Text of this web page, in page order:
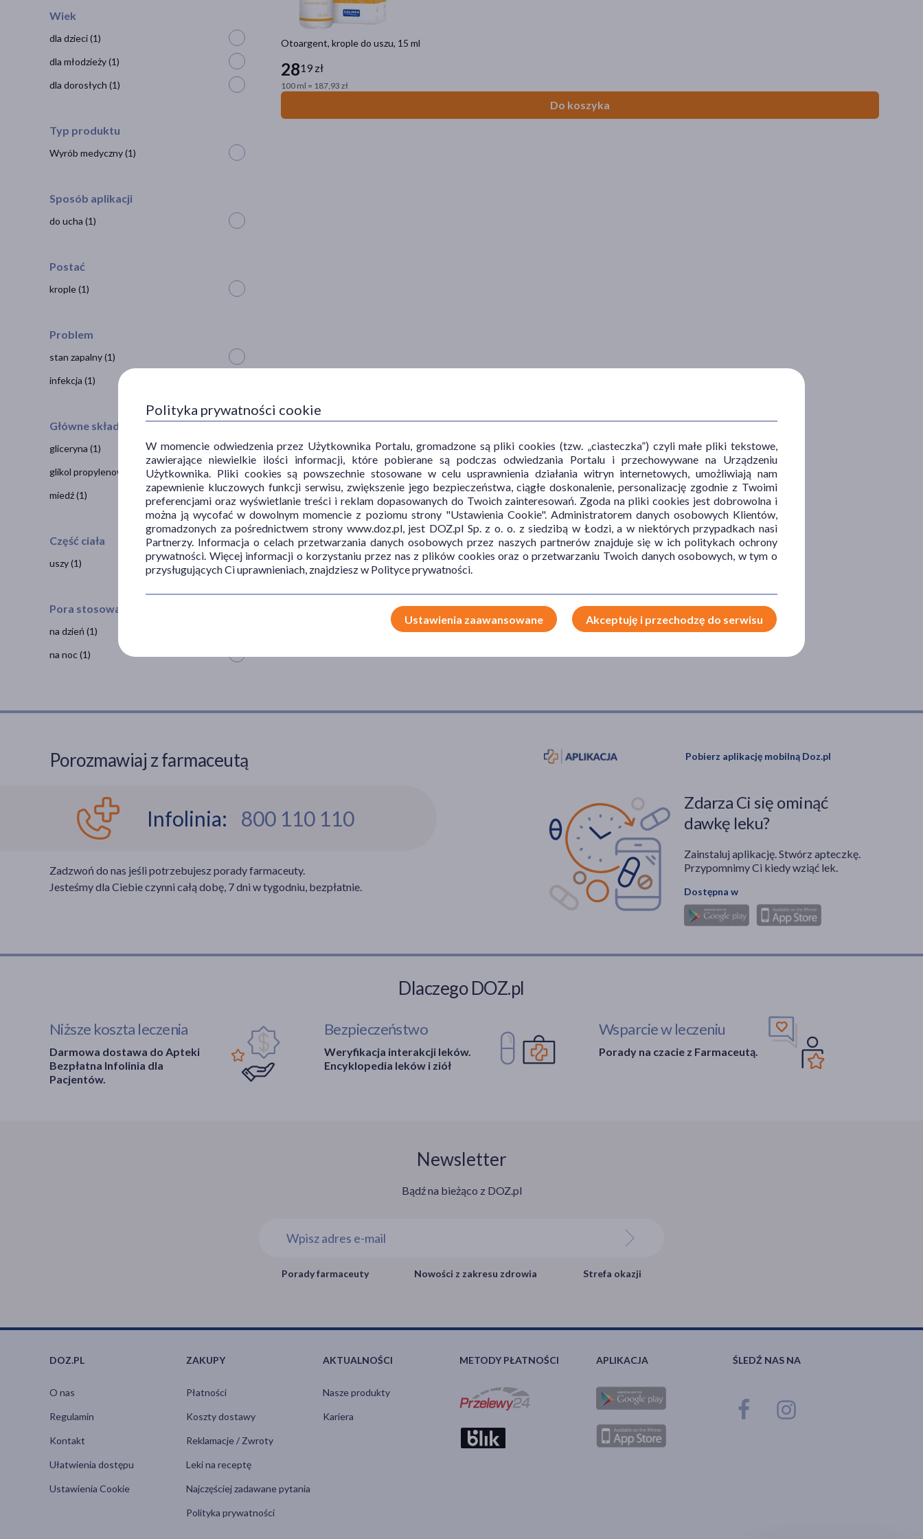
Otoargent, krople do uszu, 15 ml
2819 zł
100 ml = 187,93 zł
Do koszyka
Wiek
dla dzieci(1)
dla młodzieży(1)
dla dorosłych (1)
Typ produktu
Wyrób medyczny(1)
Sposób aplikacji
do ucha (1)
Postać
krople(1)
Problem
stan zapalny(1)
infekcja (1)
Główne składniki
gliceryna (1)
glikol propylenowy
miedź(1)
Część ciała
uszy(1)
Pora stosowania
na dzień (1)
na noc(1)
Porozmawiaj z farmaceutą
Infolinia: 800 110 110
Zadzwoń do nas jeśli potrzebujesz porady farmaceuty.
Jesteśmy dla Ciebie czynni całą dobę, 7 dni w tygodniu, bezpłatnie.
Pobierz aplikację mobilną Doz.pl
Zdarza Ci się ominąć
dawkę leku?
Zainstaluj aplikację. Stwórz apteczkę.
Przypomnimy Ci kiedy wziąć lek.
Dostępna w
Dlaczego DOZ.pl
Niższe koszta leczenia
Darmowa dostawa do Apteki
Bezpłatna Infolinia dla
Pacjentów.
Bezpieczeństwo
Weryfikacja interakcji leków.
Encyklopedia leków i ziół
Wsparcie w leczeniu
Porady na czacie z Farmaceutą.
Newsletter
Bądź na bieżąco z DOZ.pl
Porady farmaceuty Nowości z zakresu zdrowia Strefa okazji
DOZ.PL
O nas
Regulamin
Kontakt
Ułatwienia dostępu
Ustawienia Cookie
ZAKUPY
Płatności
Koszty dostawy
Reklamacje / Zwroty
Leki na receptę
Najczęściej zadawane pytania
Polityka prywatności
AKTUALNOŚCI
Nasze produkty
Kariera
METODY PŁATNOŚCI APLIKACJA ŚLEDŹ NAS NA
Polityka prywatności cookie
W momencie odwiedzenia przez Użytkownika Portalu, gromadzone są pliki cookies (tzw. „ciasteczka”) czyli małe pliki tekstowe,
zawierające niewielkie ilości informacji, które pobierane są podczas odwiedzania Portalu i przechowywane na Urządzeniu
Użytkownika. Pliki cookies są powszechnie stosowane w celu usprawnienia działania witryn internetowych, umożliwiają nam
zapewnienie kluczowych funkcji serwisu, zwiększenie jego bezpieczeństwa, ciągłe doskonalenie, personalizację zgodnie z Twoimi
preferencjami oraz wyświetlanie treści i reklam dopasowanych do Twoich zainteresowań. Zgoda na pliki cookies jest dobrowolna i
można ją wycofać w dowolnym momencie z poziomu strony "Ustawienia Cookie". Administratorem danych osobowych Klientów,
gromadzonych za pośrednictwem strony www.doz.pl, jest DOZ.pl Sp. z o. o. z siedzibą w Łodzi, a w niektórych przypadkach nasi
Partnerzy. Informacja o celach przetwarzania danych osobowych przez naszych partnerów znajduje się w ich politykach ochrony
prywatności. Więcej informacji o korzystaniu przez nas z plików cookies oraz o przetwarzaniu Twoich danych osobowych, w tym o
przysługujących Ci uprawnieniach, znajdziesz w Polityce prywatności.
Ustawienia zaawansowane Akceptuję i przechodzę do serwisu